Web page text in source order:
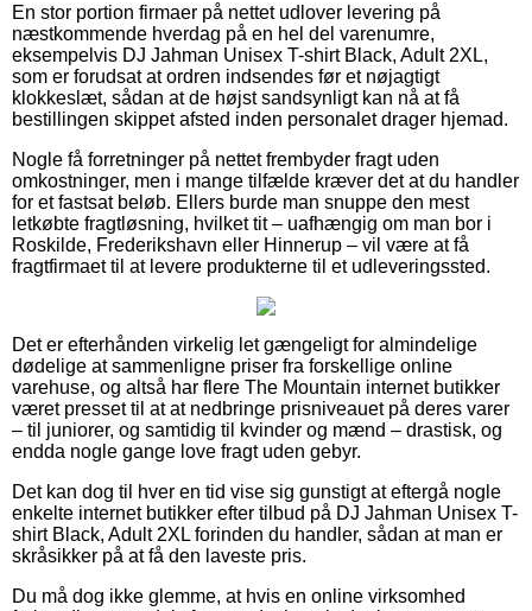
En stor portion firmaer på nettet udlover levering på
næstkommende hverdag på en hel del varenumre,
eksempelvis DJ Jahman Unisex T-shirt Black, Adult 2XL,
som er forudsat at ordren indsendes før et nøjagtigt
klokkeslæt, sådan at de højst sandsynligt kan nå at få
bestillingen skippet afsted inden personalet drager hjemad.
Nogle få forretninger på nettet frembyder fragt uden
omkostninger, men i mange tilfælde kræver det at du handler
for et fastsat beløb. Ellers burde man snuppe den mest
letkøbte fragtløsning, hvilket tit – uafhængig om man bor i
Roskilde, Frederikshavn eller Hinnerup – vil være at få
fragtfirmaet til at levere produkterne til et udleveringssted.
Det er efterhånden virkelig let gængeligt for almindelige
dødelige at sammenligne priser fra forskellige online
varehuse, og altså har flere The Mountain internet butikker
været presset til at at nedbringe prisniveauet på deres varer
– til juniorer, og samtidig til kvinder og mænd – drastisk, og
endda nogle gange love fragt uden gebyr.
Det kan dog til hver en tid vise sig gunstigt at eftergå nogle
enkelte internet butikker efter tilbud på DJ Jahman Unisex T-
shirt Black, Adult 2XL forinden du handler, sådan at man er
skråsikker på at få den laveste pris.
Du må dog ikke glemme, at hvis en online virksomhed